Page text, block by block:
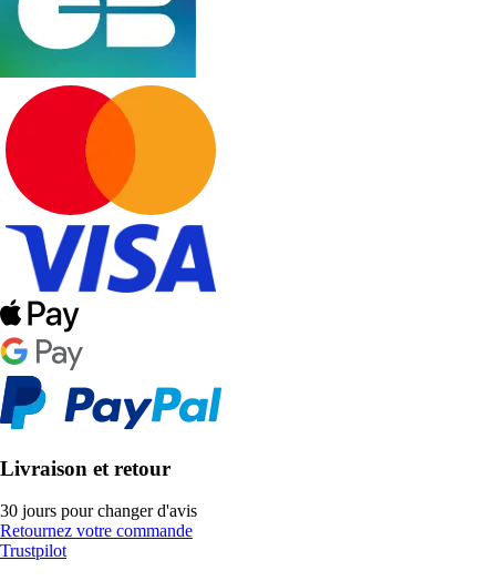
Livraison et retour
30 jours pour changer d'avis
Retournez votre commande
Trustpilot